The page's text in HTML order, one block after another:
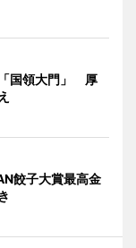
国領大門」 厚
餃子大賞最高金